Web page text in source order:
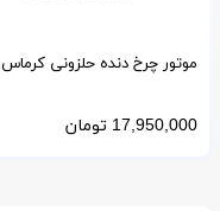
موتور چرخ دنده حلزونی کرماس
KORMAS ترکیه
17,950,000 تومان